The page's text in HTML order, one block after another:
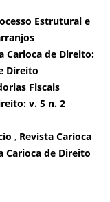
Estrutural e
Carioca de Direito:
Direito
Fiscais
v. 5 n. 2
, Revista Carioca
Carioca de Direito